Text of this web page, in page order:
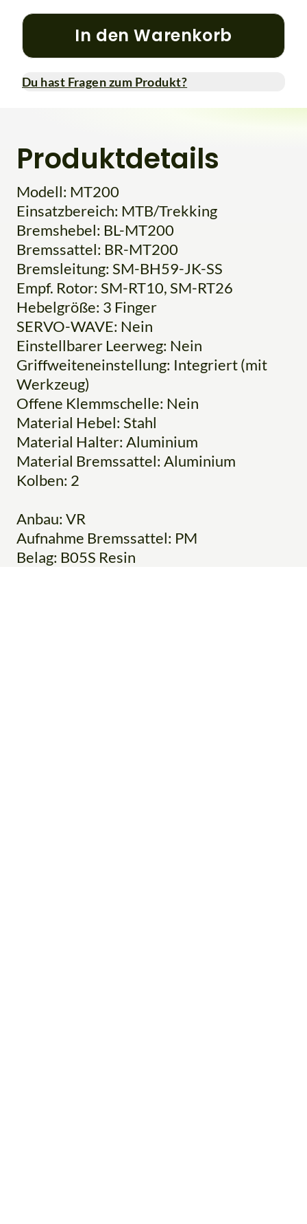
In den Warenkorb
Du hast Fragen zum Produkt?
Produktdetails
Modell: MT200
Einsatzbereich: MTB/Trekking
Bremshebel: BL-MT200
Bremssattel: BR-MT200
Bremsleitung: SM-BH59-JK-SS
Empf. Rotor: SM-RT10, SM-RT26
Hebelgröße: 3 Finger
SERVO-WAVE: Nein
Einstellbarer Leerweg: Nein
Griffweiteneinstellung: Integriert (mit
Werkzeug)
Offene Klemmschelle: Nein
Material Hebel: Stahl
Material Halter: Aluminium
Material Bremssattel: Aluminium
Kolben: 2
Anbau: VR
Aufnahme Bremssattel: PM
Belag: B05S Resin